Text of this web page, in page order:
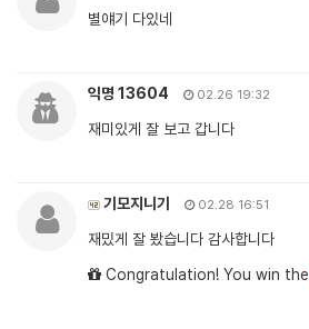
별얘기 다있네
익명 13604 02.26 19:32
재미있게 잘 보고 갑니다
기모지니기 02.28 16:51
재밌게 잘 봤습니다 감사합니다
Congratulation! You win the